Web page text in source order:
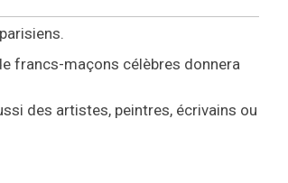
francs-maçons célèbres donnera
des artistes, peintres, écrivains ou